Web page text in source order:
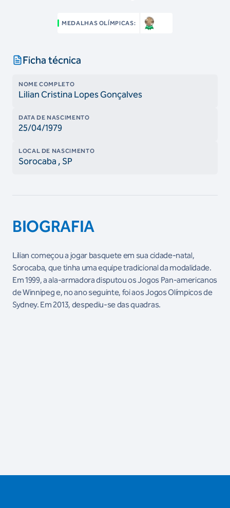
MEDALHAS OLÍMPICAS:
Ficha técnica
NOME COMPLETO
Lilian Cristina Lopes Gonçalves
DATA DE NASCIMENTO
25/04/1979
LOCAL DE NASCIMENTO
Sorocaba , SP
BIOGRAFIA
Lilian começou a jogar basquete em sua cidade-natal,
Sorocaba, que tinha uma equipe tradicional da modalidade.
Em 1999, a ala-armadora disputou os Jogos Pan-americanos
de Winnipeg e, no ano seguinte, foi aos Jogos Olímpicos de
Sydney. Em 2013, despediu-se das quadras.